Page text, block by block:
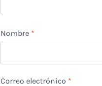
Nombre *
Correo electrónico *